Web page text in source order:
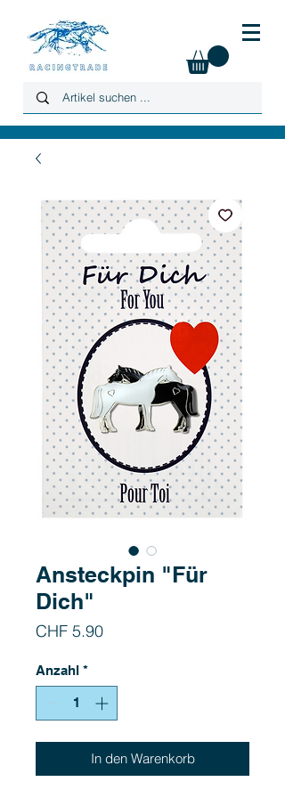
Ansteckpin "Für
Dich"
CHF 5.90Preis
Anzahl *
In den Warenkorb